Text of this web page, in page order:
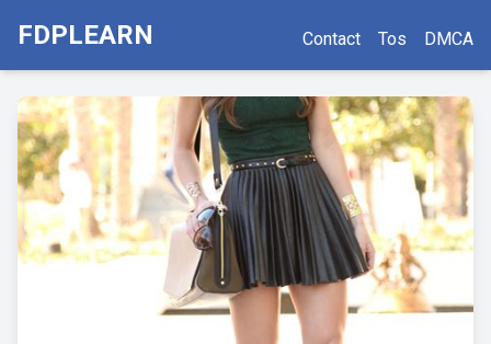
FDPLEARN Contact Tos DMCA